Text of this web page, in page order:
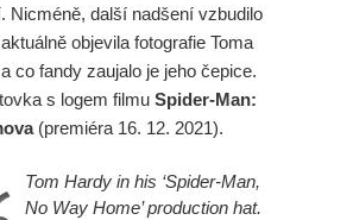
Nicméně, další nadšení vzbudilo
objevila fotografie Toma
co fandy zaujalo je jeho čepice.
s logem filmu Spider-Man:
(premiéra 16. 12. 2021).
Tom Hardy in his ‘Spider-Man,
No Way Home’ production hat.